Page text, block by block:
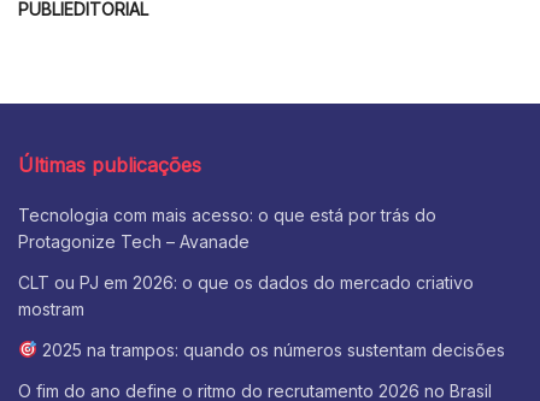
PUBLIEDITORIAL
Últimas publicações
Tecnologia com mais acesso: o que está por trás do
Protagonize Tech – Avanade
CLT ou PJ em 2026: o que os dados do mercado criativo
mostram
2025 na trampos: quando os números sustentam decisões
O fim do ano define o ritmo do recrutamento 2026 no Brasil